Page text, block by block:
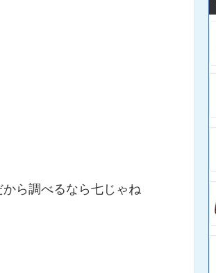
ら調べるなら七じゃね